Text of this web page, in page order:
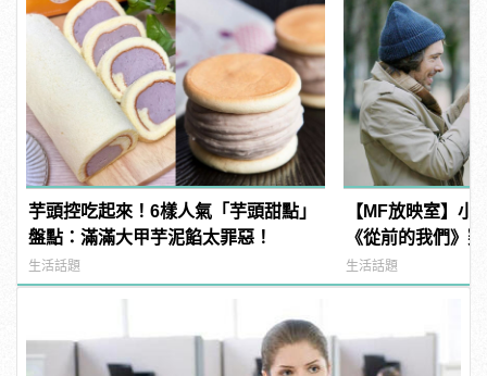
芋頭控吃起來！6樣人氣「芋頭甜點」
盤點：滿滿大甲芋泥餡太罪惡！
生活話題
【MF放映室】小
《從前的我們》
感情世界
生活話題